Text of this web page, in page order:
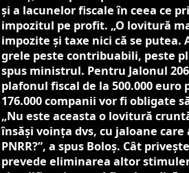
şi a lacunelor fiscale în ceea ce
impozitul pe profit. „O lovitură
impozite şi taxe nici că se putea.
grele peste contribuabili, peste
spus ministrul. Pentru Jalonul
plafonul fiscal de la 500.000 euro
176.000 companii vor fi obligate
„Nu este aceasta o lovitură
însăşi voinţa dvs, cu jaloane
PNRR?”, a spus Boloș. Cât
prevede eliminarea altor